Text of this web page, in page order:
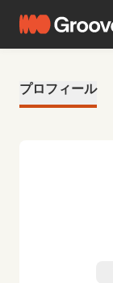
プロフィール